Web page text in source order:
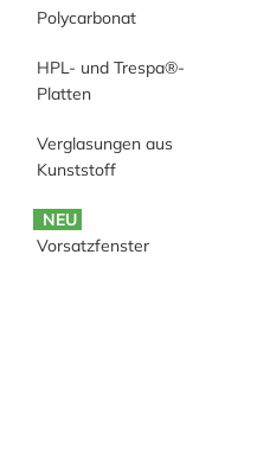
Polycarbonat
HPL- und Trespa®-
Platten
Verglasungen aus
Kunststoff
NEU
Vorsatzfenster